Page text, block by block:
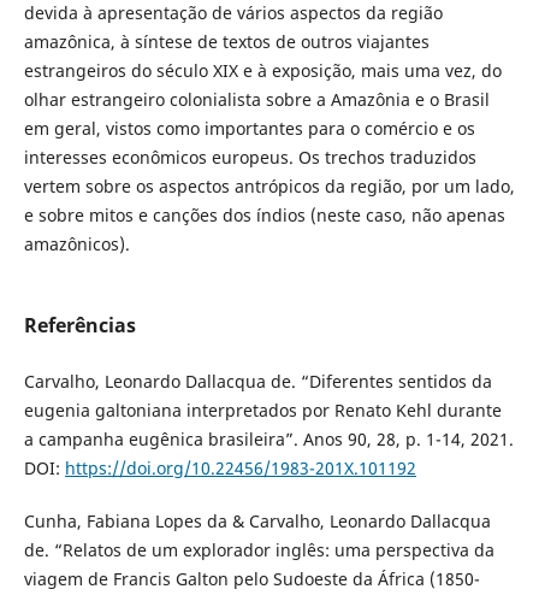
devida à apresentação de vários aspectos da região
amazônica, à síntese de textos de outros viajantes
estrangeiros do século XIX e à exposição, mais uma vez, do
olhar estrangeiro colonialista sobre a Amazônia e o Brasil
em geral, vistos como importantes para o comércio e os
interesses econômicos europeus. Os trechos traduzidos
vertem sobre os aspectos antrópicos da região, por um lado,
e sobre mitos e canções dos índios (neste caso, não apenas
amazônicos).
Referências
Carvalho, Leonardo Dallacqua de. “Diferentes sentidos da
eugenia galtoniana interpretados por Renato Kehl durante
a campanha eugênica brasileira”. Anos 90, 28, p. 1-14, 2021.
DOI: https://doi.org/10.22456/1983-201X.101192
Cunha, Fabiana Lopes da & Carvalho, Leonardo Dallacqua
de. “Relatos de um explorador inglês: uma perspectiva da
viagem de Francis Galton pelo Sudoeste da África (1850-